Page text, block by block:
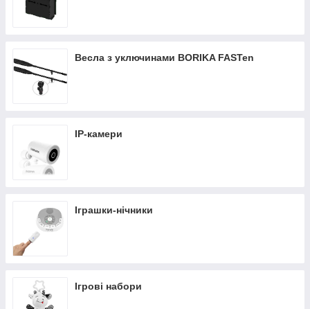
Весла з уключинами BORIKA FASTen
IP-камери
Іграшки-нічники
Ігрові набори